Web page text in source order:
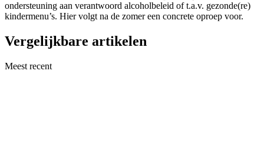
ondersteuning aan verantwoord alcoholbeleid of t.a.v. gezonde(re)
kindermenu’s. Hier volgt na de zomer een concrete oproep voor.
Vergelijkbare artikelen
Meest recent